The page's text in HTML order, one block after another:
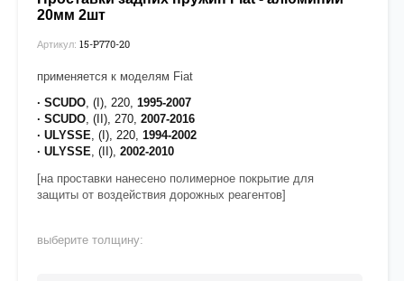
20мм 2шт
Артикул: 15-P770-20
применяется к моделям Fiat
· SCUDO , (I), 220, 1995-2007
· SCUDO , (II), 270, 2007-2016
· ULYSSE , (I), 220, 1994-2002
· ULYSSE , (II), 2002-2010
[на проставки нанесено полимерное покрытие для
защиты от воздействия дорожных реагентов]
выберите толщину: